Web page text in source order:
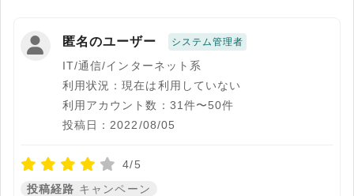
匿名のユーザー システム管理者
IT/通信/インターネット系
利用状況：現在は利用していない
利用アカウント数：31件〜50件
投稿日：2022/08/05
4/5
投稿経路 キャンペーン